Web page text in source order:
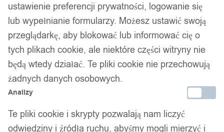
ustawienie preferencji prywatności, logowanie się
lub wypełnianie formularzy. Możesz ustawić swoją
przeglądarkę, aby blokować lub informować cię o
tych plikach cookie, ale niektóre części witryny nie
będą wtedy działać. Te pliki cookie nie przechowują
żadnych danych osobowych.
Analizy
Te pliki cookie i skrypty pozwalają nam liczyć
odwiedziny i źródła ruchu, abyśmy mogli mierzyć i